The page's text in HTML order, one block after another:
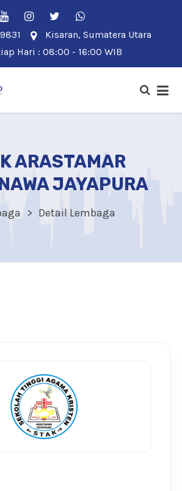
Kisaran, Sumatera Utara
Hari : 08:00 - 16:00 WIB
ARASTAMAR
JAYAPURA
Detail Lembaga